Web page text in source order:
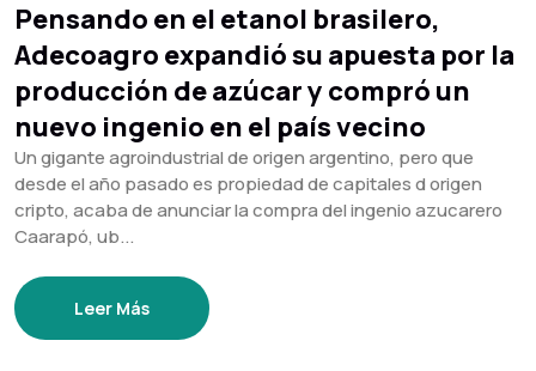
Pensando en el etanol brasilero,
Adecoagro expandió su apuesta por la
producción de azúcar y compró un
nuevo ingenio en el país vecino
Un gigante agroindustrial de origen argentino, pero que
desde el año pasado es propiedad de capitales d origen
cripto, acaba de anunciar la compra del ingenio azucarero
Caarapó, ub...
Leer Más